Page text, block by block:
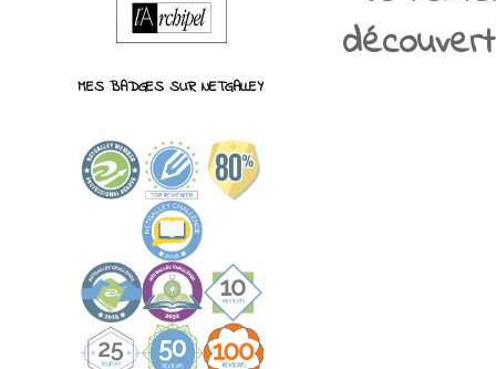
MES BADGES SUR NETGALLEY